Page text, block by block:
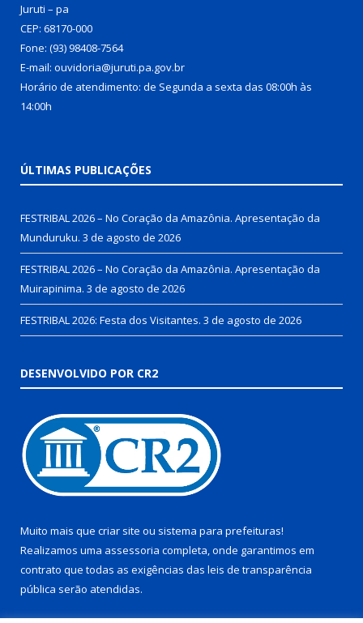
Juruti – pa
CEP: 68170-000
Fone: (93) 98408-7564
E-mail: ouvidoria@juruti.pa.gov.br
Horário de atendimento: de Segunda a sexta das 08:00h às
14:00h
ÚLTIMAS PUBLICAÇÕES
FESTRIBAL 2026 – No Coração da Amazônia. Apresentação da
Munduruku. 3 de agosto de 2026
FESTRIBAL 2026 – No Coração da Amazônia. Apresentação da
Muirapinima. 3 de agosto de 2026
FESTRIBAL 2026: Festa dos Visitantes. 3 de agosto de 2026
DESENVOLVIDO POR CR2
Muito mais que criar site ou sistema para prefeituras!
Realizamos uma assessoria completa, onde garantimos em
contrato que todas as exigências das leis de transparência
pública serão atendidas.